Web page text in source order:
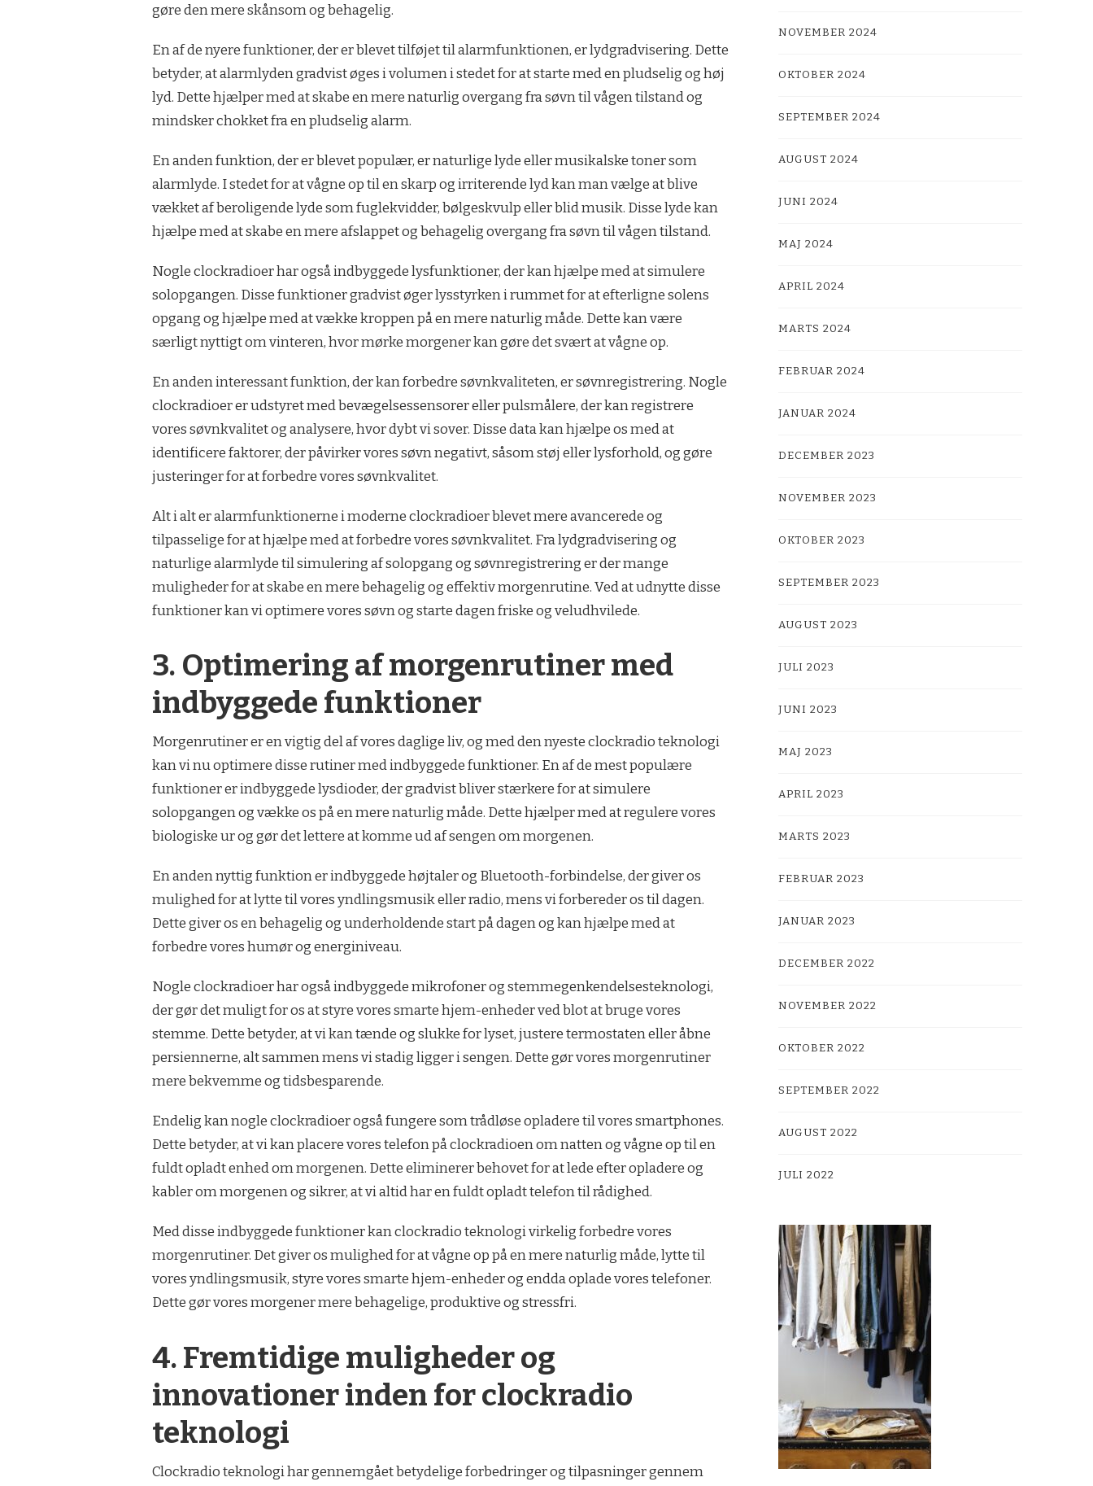
gøre den mere skånsom og behagelig.
En af de nyere funktioner, der er blevet tilføjet til alarmfunktionen, er lydgradvisering. Dette
betyder, at alarmlyden gradvist øges i volumen i stedet for at starte med en pludselig og høj
lyd. Dette hjælper med at skabe en mere naturlig overgang fra søvn til vågen tilstand og
mindsker chokket fra en pludselig alarm.
En anden funktion, der er blevet populær, er naturlige lyde eller musikalske toner som
alarmlyde. I stedet for at vågne op til en skarp og irriterende lyd kan man vælge at blive
vækket af beroligende lyde som fuglekvidder, bølgeskvulp eller blid musik. Disse lyde kan
hjælpe med at skabe en mere afslappet og behagelig overgang fra søvn til vågen tilstand.
Nogle clockradioer har også indbyggede lysfunktioner, der kan hjælpe med at simulere
solopgangen. Disse funktioner gradvist øger lysstyrken i rummet for at efterligne solens
opgang og hjælpe med at vække kroppen på en mere naturlig måde. Dette kan være
særligt nyttigt om vinteren, hvor mørke morgener kan gøre det svært at vågne op.
En anden interessant funktion, der kan forbedre søvnkvaliteten, er søvnregistrering. Nogle
clockradioer er udstyret med bevægelsessensorer eller pulsmålere, der kan registrere
vores søvnkvalitet og analysere, hvor dybt vi sover. Disse data kan hjælpe os med at
identificere faktorer, der påvirker vores søvn negativt, såsom støj eller lysforhold, og gøre
justeringer for at forbedre vores søvnkvalitet.
Alt i alt er alarmfunktionerne i moderne clockradioer blevet mere avancerede og
tilpasselige for at hjælpe med at forbedre vores søvnkvalitet. Fra lydgradvisering og
naturlige alarmlyde til simulering af solopgang og søvnregistrering er der mange
muligheder for at skabe en mere behagelig og effektiv morgenrutine. Ved at udnytte disse
funktioner kan vi optimere vores søvn og starte dagen friske og veludhvilede.
3. Optimering af morgenrutiner med
indbyggede funktioner
Morgenrutiner er en vigtig del af vores daglige liv, og med den nyeste clockradio teknologi
kan vi nu optimere disse rutiner med indbyggede funktioner. En af de mest populære
funktioner er indbyggede lysdioder, der gradvist bliver stærkere for at simulere
solopgangen og vække os på en mere naturlig måde. Dette hjælper med at regulere vores
biologiske ur og gør det lettere at komme ud af sengen om morgenen.
En anden nyttig funktion er indbyggede højtaler og Bluetooth-forbindelse, der giver os
mulighed for at lytte til vores yndlingsmusik eller radio, mens vi forbereder os til dagen.
Dette giver os en behagelig og underholdende start på dagen og kan hjælpe med at
forbedre vores humør og energiniveau.
Nogle clockradioer har også indbyggede mikrofoner og stemmegenkendelsesteknologi,
der gør det muligt for os at styre vores smarte hjem-enheder ved blot at bruge vores
stemme. Dette betyder, at vi kan tænde og slukke for lyset, justere termostaten eller åbne
persiennerne, alt sammen mens vi stadig ligger i sengen. Dette gør vores morgenrutiner
mere bekvemme og tidsbesparende.
Endelig kan nogle clockradioer også fungere som trådløse opladere til vores smartphones.
Dette betyder, at vi kan placere vores telefon på clockradioen om natten og vågne op til en
fuldt opladt enhed om morgenen. Dette eliminerer behovet for at lede efter opladere og
kabler om morgenen og sikrer, at vi altid har en fuldt opladt telefon til rådighed.
Med disse indbyggede funktioner kan clockradio teknologi virkelig forbedre vores
morgenrutiner. Det giver os mulighed for at vågne op på en mere naturlig måde, lytte til
vores yndlingsmusik, styre vores smarte hjem-enheder og endda oplade vores telefoner.
Dette gør vores morgener mere behagelige, produktive og stressfri.
4. Fremtidige muligheder og
innovationer inden for clockradio
teknologi
Clockradio teknologi har gennemgået betydelige forbedringer og tilpasninger gennem
NOVEMBER 2024
OKTOBER 2024
SEPTEMBER 2024
AUGUST 2024
JUNI 2024
MAJ 2024
APRIL 2024
MARTS 2024
FEBRUAR 2024
JANUAR 2024
DECEMBER 2023
NOVEMBER 2023
OKTOBER 2023
SEPTEMBER 2023
AUGUST 2023
JULI 2023
JUNI 2023
MAJ 2023
APRIL 2023
MARTS 2023
FEBRUAR 2023
JANUAR 2023
DECEMBER 2022
NOVEMBER 2022
OKTOBER 2022
SEPTEMBER 2022
AUGUST 2022
JULI 2022